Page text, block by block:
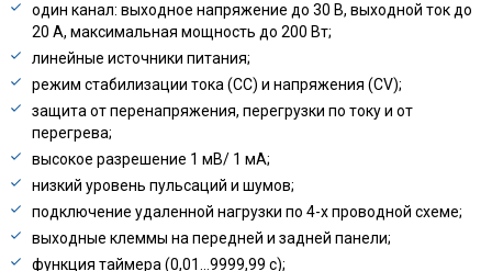
один канал: выходное напряжение до 30 В, выходной ток до
20 А, максимальная мощность до 200 Вт;
линейные источники питания;
режим стабилизации тока (СС) и напряжения (CV);
защита от перенапряжения, перегрузки по току и от
перегрева;
высокое разрешение 1 мВ/ 1 мА;
низкий уровень пульсаций и шумов;
подключение удаленной нагрузки по 4-х проводной схеме;
выходные клеммы на передней и задней панели;
функция таймера (0,01…9999,99 с);